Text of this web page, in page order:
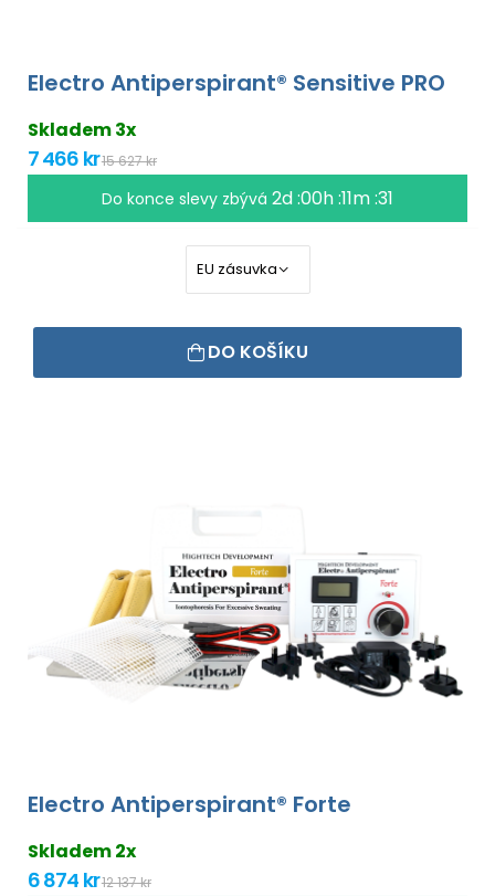
Electro Antiperspirant® Sensitive PRO
Skladem 3x
7 466 kr15 627 kr
Do konce slevy zbývá 2d :00h :11m :30
DO KOŠÍKU
Electro Antiperspirant® Forte
Skladem 2x
6 874 kr12 137 kr